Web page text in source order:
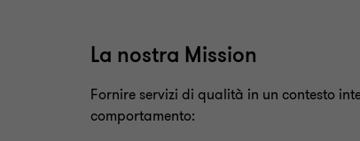
La nostra Mission
Fornire servizi di qualità in un contesto
comportamento: